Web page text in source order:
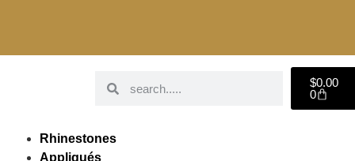
$0.00
0
Rhinestones
Appliqués